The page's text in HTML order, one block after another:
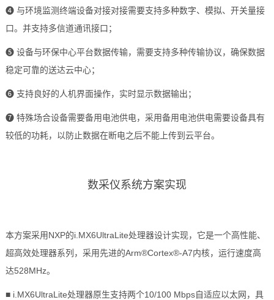
❹ 与环境监测终端设备对接对接需要支持多种数字、模拟、开关量接
口。并支持多信道通讯接口；
❺ 设备与环保中心平台数据传输，需要支持多种传输协议，确保数据
稳定可靠的送达云中心；
❻ 支持良好的人机界面操作，实时显示数据输出；
❼ 特殊场合设备需要备用电池供电，采用备用电池供电需要设备具有
较低的功耗，以防止数据在断电之后不能上传到云平台。
数采仪系统方案实现
本方案采用NXP的i.MX6UltraLite处理器设计实现，它是一个高性能、
超高效处理器系列，采用先进的Arm®Cortex®-A7内核，运行速度高
达528MHz。
■i.MX6UltraLite处理器原生支持两个10/100 Mbps自适应以太网，具